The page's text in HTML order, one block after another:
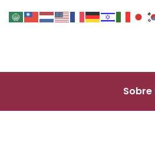
Sobre